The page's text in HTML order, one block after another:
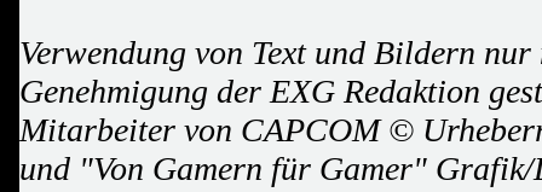
Verwendung von Text und Bildern
Genehmigung der EXG Redaktion
Mitarbeiter von CAPCOM ©
und "Von Gamern für Gamer"